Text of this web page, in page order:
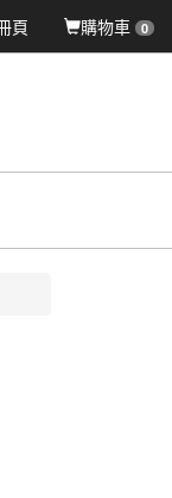
購物車 0
頁